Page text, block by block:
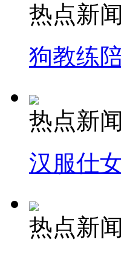
热点新闻
狗教练
热点新闻
汉服仕
热点新闻